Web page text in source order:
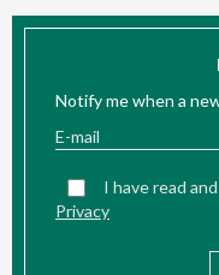
Notify me when a
I have read
Privacy